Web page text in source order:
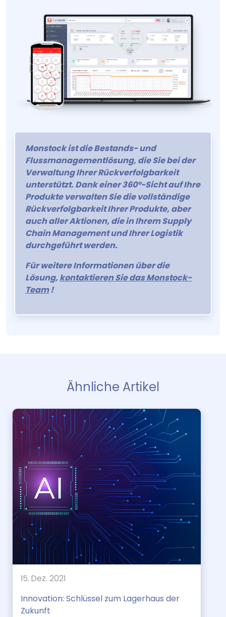
Monstock ist die Bestands- und
Flussmanagementlösung, die Sie bei der
Verwaltung Ihrer Rückverfolgbarkeit
unterstützt. Dank einer 360°-Sicht auf Ihre
Produkte verwalten Sie die vollständige
Rückverfolgbarkeit Ihrer Produkte, aber
auch aller Aktionen, die in Ihrem Supply
Chain Management und Ihrer Logistik
durchgeführt werden.
Für weitere Informationen über die
Lösung,kontaktieren Sie das Monstock-
Team!
Ähnliche Artikel
15. Dez. 2021
Innovation: Schlüssel zum Lagerhaus der
Zukunft